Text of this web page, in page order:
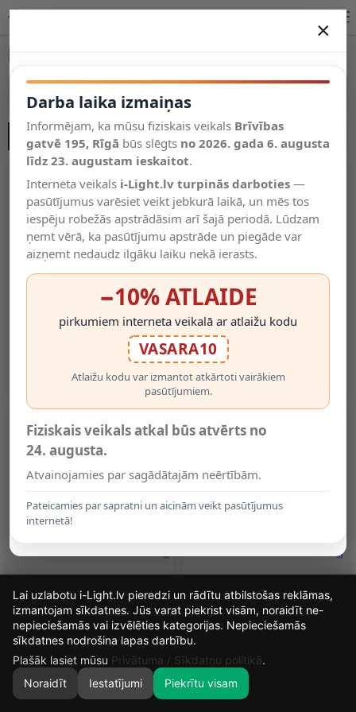
Salīdzināt
Vēlmju
saraksts
Valodas
0
LED sliežu prožektori
Vairāk kategoriju
TRACK — Gala Vāciņi (2
Gab.), Melni, 1-Fāzes
Sistēmai (Lucide)
1.90€
TRACK Gala Vāciņi
Komplekts 2 Gab. Baltas
1.95€
Sistēmai Melns (Optonica
5160)
2.25€
Savienotājs, Balts
(OPTONICA 5158)
2.60€
×
Darba laika izmaiņas
Informējam, ka mūsu fiziskais veikals Brīvības
gatvē 195, Rīgā būs slēgts no 2026. gada 6. augusta
līdz 23. augustam ieskaitot.
Interneta veikals i-Light.lv turpinās darboties —
pasūtījumus varēsiet veikt jebkurā laikā, un mēs tos
iespēju robežās apstrādāsim arī šajā periodā. Lūdzam
ņemt vērā, ka pasūtījumu apstrāde un piegāde var
aizņemt nedaudz ilgāku laiku nekā ierasts.
−10% ATLAIDE
pirkumiem interneta veikalā ar atlaižu kodu
VASARA10
Atlaižu kodu var izmantot atkārtoti vairākiem
pasūtījumiem.
Fiziskais veikals atkal būs atvērts no
24. augusta.
Atvainojamies par sagādātajām neērtībām.
Pateicamies par sapratni un aicinām veikt pasūtījumus
internetā!
16
DIENAS
4
STUNDAS
4
MIN.
28
Lai uzlabotu i-Light.lv pieredzi un rādītu atbilstošas reklāmas,
izmantojam sīkdatnes. Jūs varat piekrist visām, noraidīt ne-
nepieciešamās vai izvēlēties kategorijas. Nepieciešamās
sīkdatnes nodrošina lapas darbību.
Plašāk lasiet mūsu Privātuma / Sīkdatņu politikā.
Noraidīt
Iestatījumi Piekrītu visam